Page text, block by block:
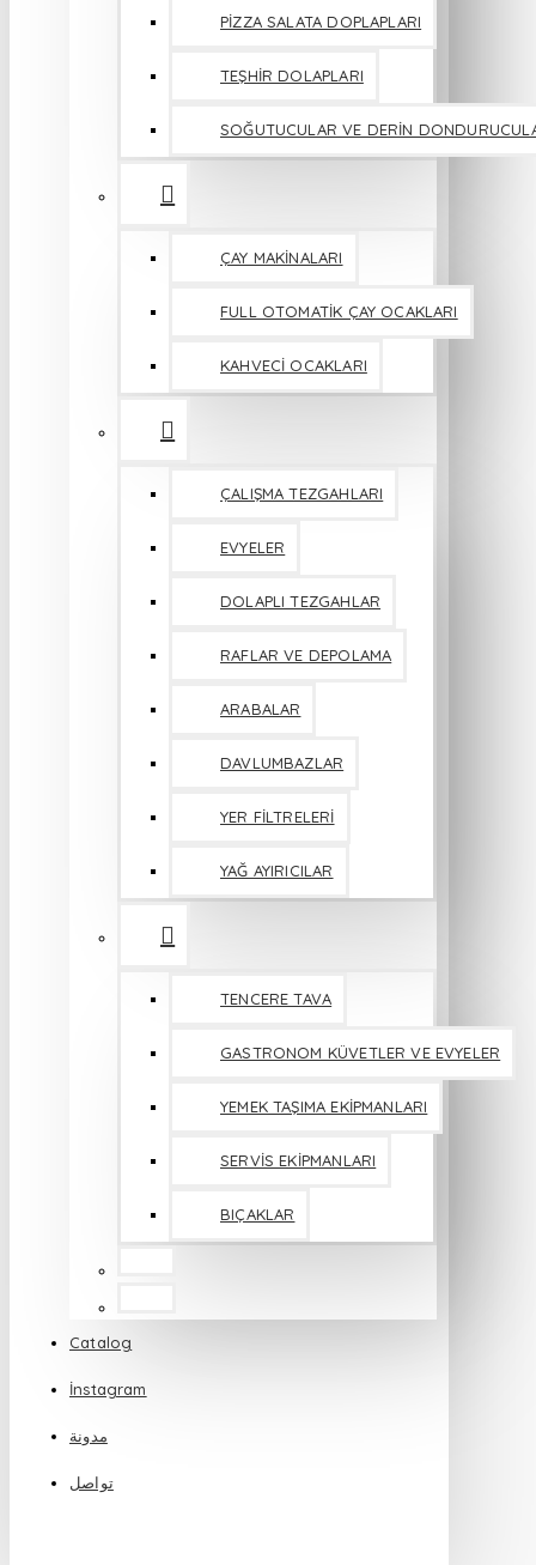
PİZZA SALATA DOPLAPLARI
TEŞHİR DOLAPLARI
SOĞUTUCULAR VE DERİN
ÇAY MAKİNALARI
FULL OTOMATİK ÇAY OCAKLARI
KAHVECİ OCAKLARI
ÇALIŞMA TEZGAHLARI
EVYELER
DOLAPLI TEZGAHLAR
RAFLAR VE DEPOLAMA
ARABALAR
DAVLUMBAZLAR
YER FİLTRELERİ
YAĞ AYIRICILAR
TENCERE TAVA
GASTRONOM KÜVETLER VE EVYELER
YEMEK TAŞIMA EKİPMANLARI
SERVİS EKİPMANLARI
BIÇAKLAR
Catalog
İnstagram
مدونة
تواصل